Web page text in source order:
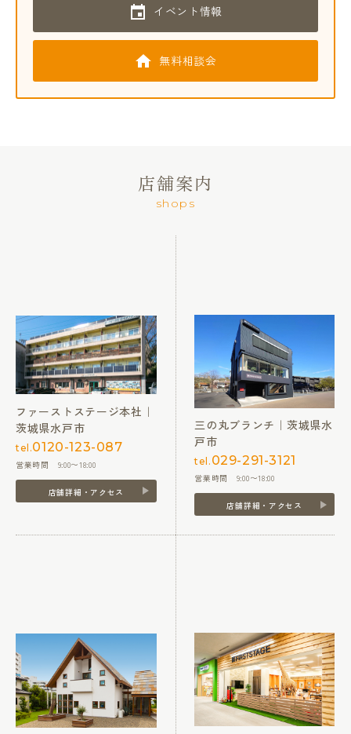
イベント情報
無料相談会
店舗案内
shops
ファーストステージ本社｜
茨城県水戸市
tel.0120-123-087
営業時間 9:00〜18:00
店舗詳細・アクセス
三の丸ブランチ｜茨城県水
戸市
tel. 029-291-3121
営業時間 9:00〜18:00
店舗詳細・アクセス